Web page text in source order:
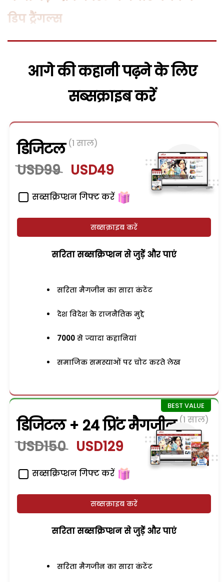
डिप ट्रैंगल्स
आगे की कहानी पढ़ने के लिए
सब्सक्राइब करें
डिजिटल (1 साल)
USD99 USD49
सब्सक्रिप्शन गिफ्ट करें
सब्सक्राइब करें
सरिता सब्सक्रिप्शन से जुड़ेें और पाएं
सरिता मैगजीन का सारा कंटेंट
देश विदेश के राजनैतिक मुद्दे
7000 से ज्यादा कहानियां
समाजिक समस्याओं पर चोट करते लेख
डिजिटल + 24 प्रिंट मैगजीन (1 साल)
USD150 USD129
सब्सक्रिप्शन गिफ्ट करें
सब्सक्राइब करें
सरिता सब्सक्रिप्शन से जुड़ेें और पाएं
सरिता मैगजीन का सारा कंटेंट